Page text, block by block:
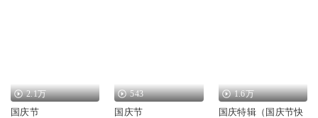
2.1万
国庆节
543
国庆节
1.6万
国庆特辑（国庆节快